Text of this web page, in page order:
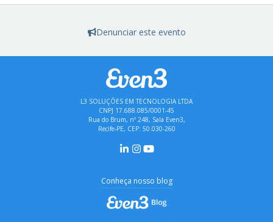
Denunciar este evento
L3 SOLUÇÕES EM TECNOLOGIA LTDA
CNPJ 17.688.085/0001-45
Rua do Brum, nº 248, Sala Even3,
Recife-PE, CEP: 50.030-260
Conheça nosso blog